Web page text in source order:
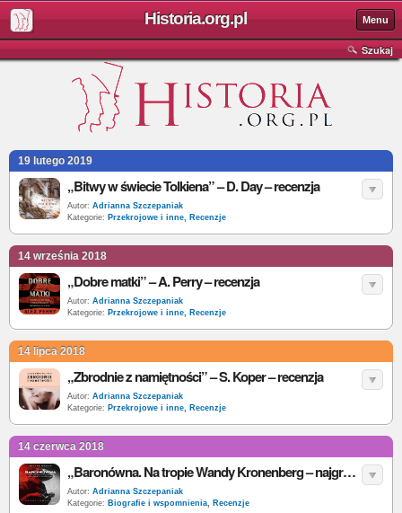
Historia.org.pl Menu
Szukaj
19 lutego 2019
„Bitwy w świecie Tolkiena” – D. Day – recenzja
Autor: Adrianna Szczepaniak
Kategorie: Przekrojowe i inne, Recenzje
14 września 2018
„Dobre matki” – A. Perry – recenzja
Autor: Adrianna Szczepaniak
Kategorie: Przekrojowe i inne, Recenzje
14 lipca 2018
„Zbrodnie z namiętności” – S. Koper – recenzja
Autor: Adrianna Szczepaniak
Kategorie: Przekrojowe i inne, Recenzje
14 czerwca 2018
„Baronówna. Na tropie Wandy Kronenberg – najgroźniejszej polskiej agentki” – M. Wójcik – recenzja
Autor: Adrianna Szczepaniak
Kategorie: Biografie i wspomnienia, Recenzje